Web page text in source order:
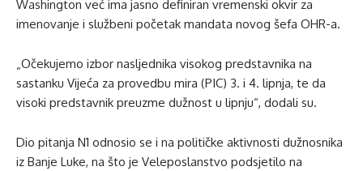
Washington već ima jasno definiran vremenski okvir za
imenovanje i službeni početak mandata novog šefa OHR-a.
„Očekujemo izbor nasljednika visokog predstavnika na
sastanku Vijeća za provedbu mira (PIC) 3. i 4. lipnja, te da
visoki predstavnik preuzme dužnost u lipnju“, dodali su.
Dio pitanja N1 odnosio se i na političke aktivnosti dužnosnika
iz Banje Luke, na što je Veleposlanstvo podsjetilo na